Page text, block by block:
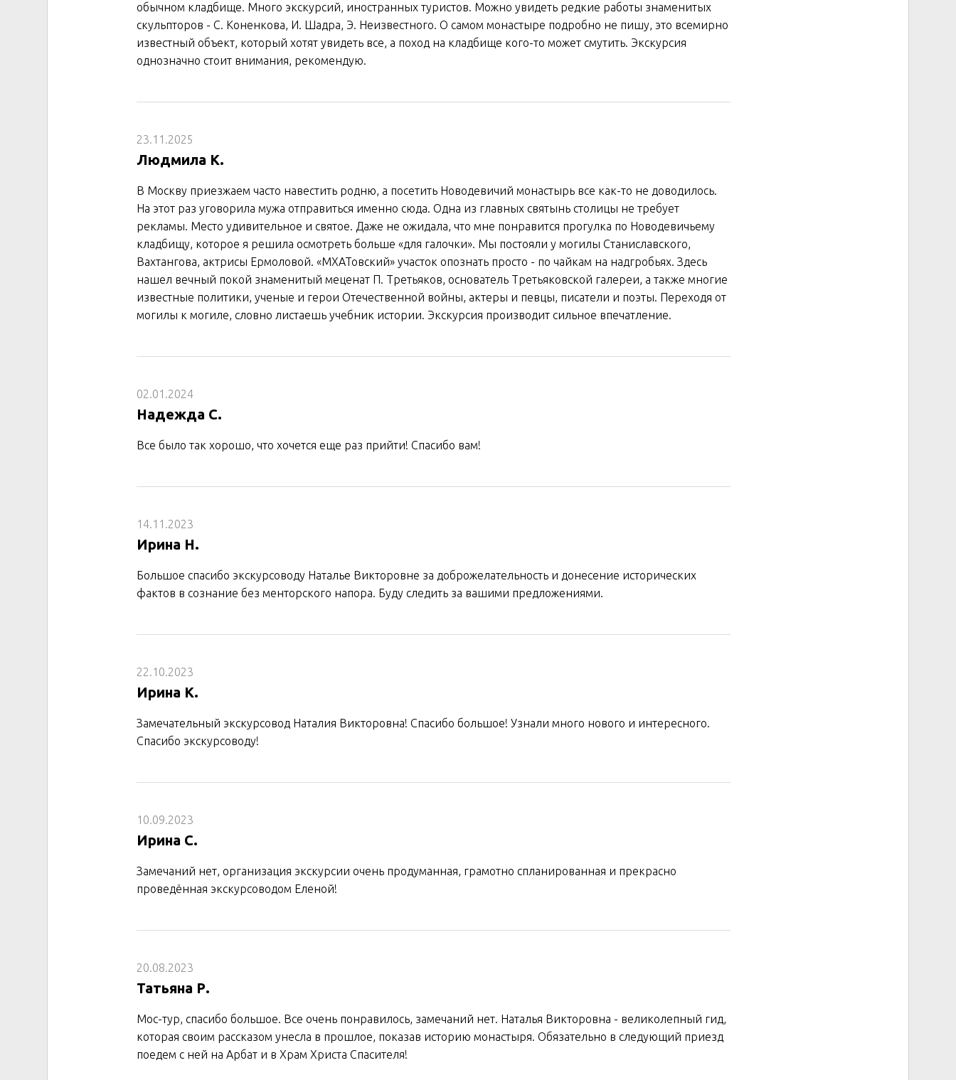
обычном кладбище. Много экскурсий, иностранных туристов. Можно увидеть редкие работы знаменитых
скульпторов - С. Коненкова, И. Шадра, Э. Неизвестного. О самом монастыре подробно не пишу, это всемирно
известный объект, который хотят увидеть все, а поход на кладбище кого-то может смутить. Экскурсия
однозначно стоит внимания, рекомендую.
23.11.2025
Людмила К.
В Москву приезжаем часто навестить родню, а посетить Новодевичий монастырь все как-то не доводилось.
На этот раз уговорила мужа отправиться именно сюда. Одна из главных святынь столицы не требует
рекламы. Место удивительное и святое. Даже не ожидала, что мне понравится прогулка по Новодевичьему
кладбищу, которое я решила осмотреть больше «для галочки». Мы постояли у могилы Станиславского,
Вахтангова, актрисы Ермоловой. «МХАТовский» участок опознать просто - по чайкам на надгробьях. Здесь
нашел вечный покой знаменитый меценат П. Третьяков, основатель Третьяковской галереи, а также многие
известные политики, ученые и герои Отечественной войны, актеры и певцы, писатели и поэты. Переходя от
могилы к могиле, словно листаешь учебник истории. Экскурсия производит сильное впечатление.
02.01.2024
Надежда С.
Все было так хорошо, что хочется еще раз прийти! Спасибо вам!
14.11.2023
Ирина Н.
Большое спасибо экскурсоводу Наталье Викторовне за доброжелательность и донесение исторических
фактов в сознание без менторского напора. Буду следить за вашими предложениями.
22.10.2023
Ирина К.
Замечательный экскурсовод Наталия Викторовна! Спасибо большое! Узнали много нового и интересного.
Спасибо экскурсоводу!
10.09.2023
Ирина С.
Замечаний нет, организация экскурсии очень продуманная, грамотно спланированная и прекрасно
проведённая экскурсоводом Еленой!
20.08.2023
Татьяна Р.
Мос-тур, спасибо большое. Все очень понравилось, замечаний нет. Наталья Викторовна - великолепный гид,
которая своим рассказом унесла в прошлое, показав историю монастыря. Обязательно в следующий приезд
поедем с ней на Арбат и в Храм Христа Спасителя!